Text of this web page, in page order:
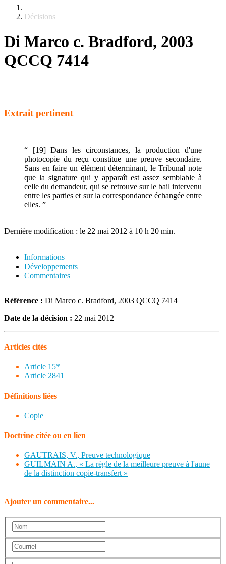
Décisions
Di Marco c. Bradford, 2003
QCCQ 7414
Extrait pertinent
“ [19] Dans les circonstances, la production d'une
photocopie du reçu constitue une preuve secondaire.
Sans en faire un élément déterminant, le Tribunal note
que la signature qui y apparaît est assez semblable à
celle du demandeur, qui se retrouve sur le bail intervenu
entre les parties et sur la correspondance échangée entre
elles. ”
Dernière modification : le 22 mai 2012 à 10 h 20 min.
Informations
Développements
Commentaires
Référence : Di Marco c. Bradford, 2003 QCCQ 7414
Date de la décision : 22 mai 2012
Articles cités
Article 15*
Article 2841
Définitions liées
Copie
Doctrine citée ou en lien
GAUTRAIS, V., Preuve technologique
GUILMAIN A., « La règle de la meilleure preuve à l'aune
de la distinction copie-transfert »
Ajouter un commentaire...